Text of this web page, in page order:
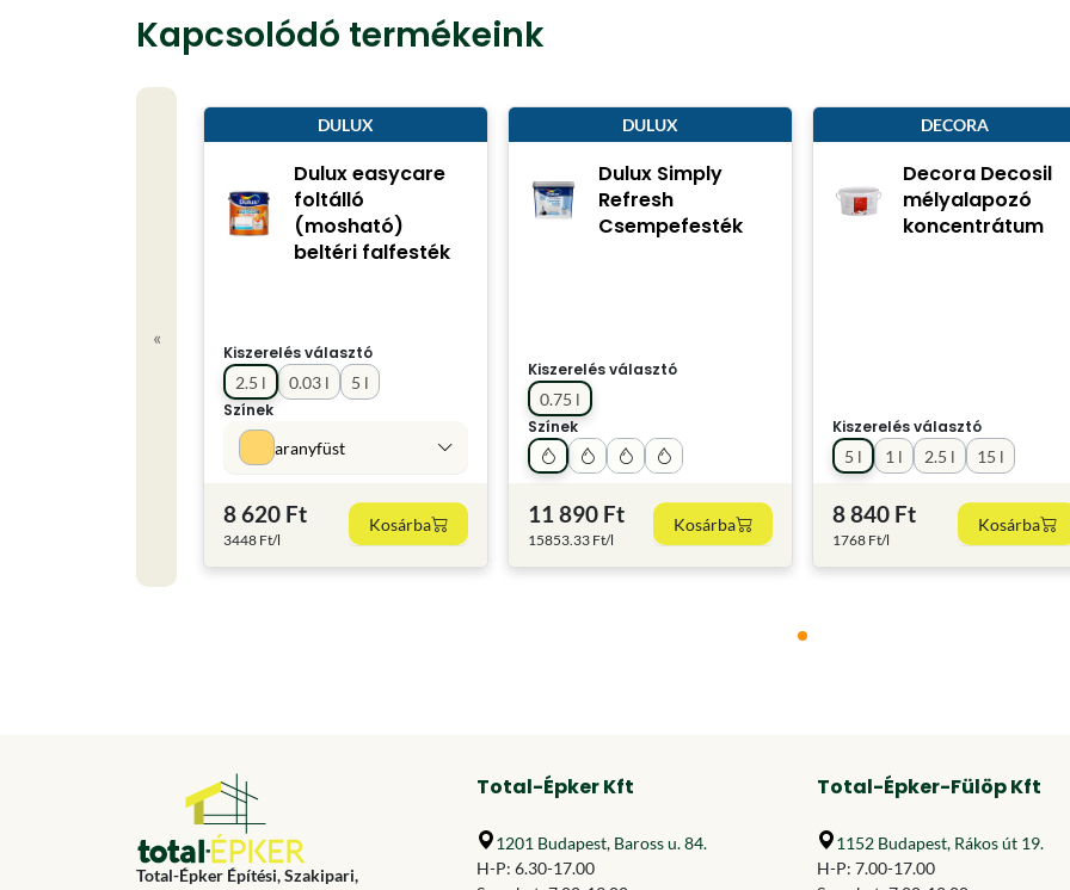
Kapcsolódó termékeink
«
DULUX
Dulux easycare
foltálló
(mosható)
beltéri falfesték
Kiszerelés választó
0.03 l
2.5 l
5 l
Színek
aranyfüst
8 620 Ft
3448 Ft/l
Kosárba
DULUX
Dulux Simply
Refresh
Csempefesték
Kiszerelés választó
0.75 l
Színek
11 890 Ft
15853.33 Ft/l
Kosárba
DECORA
Decora Decosil
mélyalapozó
koncentrátum
Kiszerelés választó
1 l
2.5 l
5 l 15 l
8 840 Ft
1768 Ft/l
Kosárba
Total-Épker Építési, Szakipari,
Total-Épker Kft
1201 Budapest, Baross u. 84.
H-P: 6.30-17.00
Total-Épker-Fülöp Kft
1152 Budapest, Rákos út 19.
H-P: 7.00-17.00